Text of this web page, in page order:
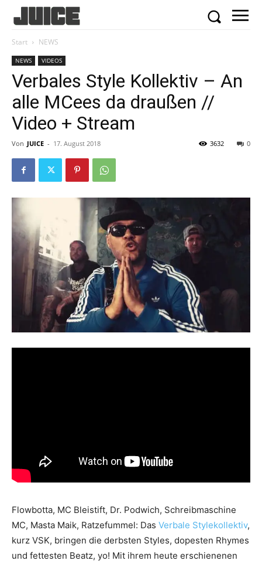
Start NEWS
NEWS VIDEOS
Verbales Style Kollektiv – An
alle MCees da draußen //
Video + Stream
Von JUICE - 17. August 2018 0
3632
Flowbotta, MC Bleistift, Dr. Podwich, Schreibmaschine
MC, Masta Maik, Ratzefummel: Das Verbale Stylekollektiv,
kurz VSK, bringen die derbsten Styles, dopesten Rhymes
und fettesten Beatz, yo! Mit ihrem heute erschienenen